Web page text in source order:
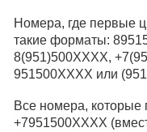
Номера, где первые
такие форматы:
8(951)500XXXX,
951500XXXX или
Все номера, которые
+7951500XXXX